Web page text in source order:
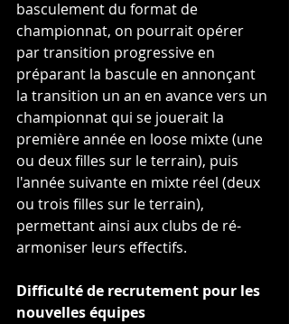
basculement du format de
championnat, on pourrait opérer
par transition progressive en
préparant la bascule en annonçant
la transition un an en avance vers un
championnat qui se jouerait la
première année en loose mixte (une
ou deux filles sur le terrain), puis
l'année suivante en mixte réel (deux
ou trois filles sur le terrain),
permettant ainsi aux clubs de ré-
armoniser leurs effectifs.
Difficulté de recrutement pour les
nouvelles équipes